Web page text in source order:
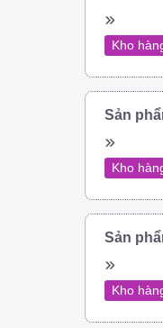
Kho
Sản
Kho
Sản
Kho